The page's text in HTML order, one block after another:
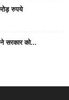
रुपये
सरकार को...